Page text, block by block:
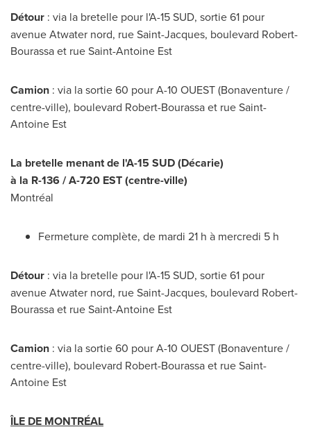
Détour : via la bretelle pour l'A-15 SUD, sortie 61 pour
avenueAtwater nord, rue Saint-Jacques, boulevard Robert-
Bourassa et rue Saint-Antoine Est
Camion : via la sortie 60 pour A-10 OUEST (Bonaventure /
centre-ville), boulevard Robert-Bourassa et rue Saint-
Antoine Est
La bretelle menant de l'A-15 SUD (Décarie)
à la R-136 / A-720 EST(centre-ville)
Montréal
Fermeture complète, de mardi 21 h à mercredi 5 h
Détour : via la bretelle pour l'A-15 SUD, sortie 61 pour
avenueAtwater nord, rue Saint-Jacques, boulevard Robert-
Bourassa et rue Saint-Antoine Est
Camion : via la sortie 60 pour A-10 OUEST (Bonaventure /
centre-ville), boulevard Robert-Bourassa et rue Saint-
Antoine Est
ÎLE DE MONTRÉAL